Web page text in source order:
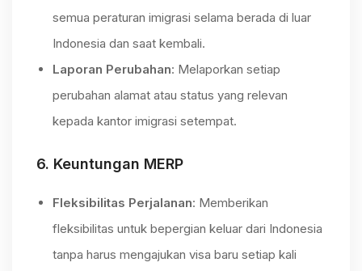
semua peraturan imigrasi selama berada di luar
Indonesia dan saat kembali.
Laporan Perubahan: Melaporkan setiap
perubahan alamat atau status yang relevan
kepada kantor imigrasi setempat.
6. Keuntungan MERP
Fleksibilitas Perjalanan: Memberikan
fleksibilitas untuk bepergian keluar dari Indonesia
tanpa harus mengajukan visa baru setiap kali